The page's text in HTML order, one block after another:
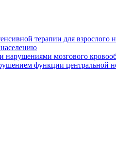
терапии для взрослого
нарушениями мозгового
функции центральной